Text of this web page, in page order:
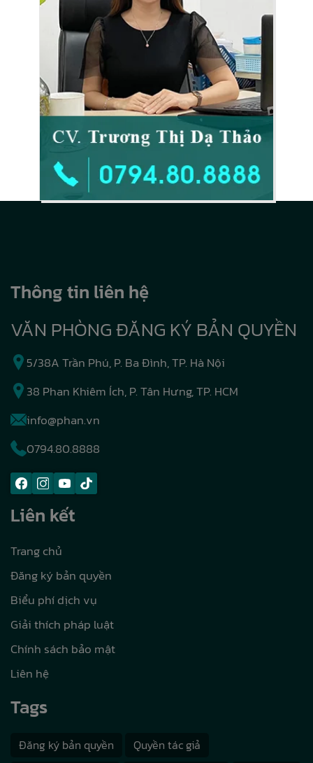
Thông tin liên hệ
VĂN PHÒNG ĐĂNG KÝ BẢN QUYỀN
5/38A Trần Phú, P. Ba Đình, TP. Hà Nội
38 Phan Khiêm Ích, P. Tân Hưng, TP. HCM
info@phan.vn
0794.80.8888
Liên kết
Trang chủ
Đăng ký bản quyền
Biểu phí dịch vụ
Giải thích pháp luật
Chính sách bảo mật
Liên hệ
Tags
Đăng ký bản quyền
Quyền tác giả